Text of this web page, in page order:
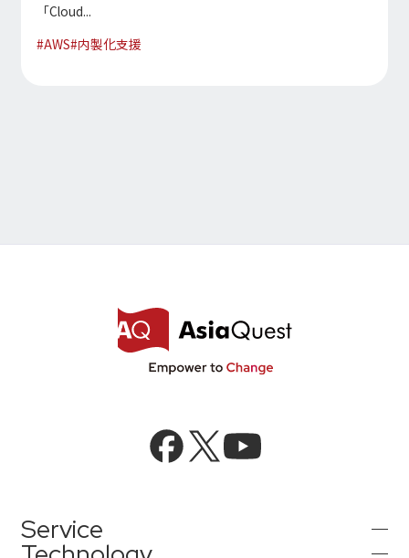
「Cloud...
#AWS#内製化支援
Service